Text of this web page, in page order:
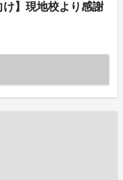
】現地校より感謝